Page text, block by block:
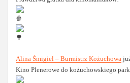
Alina Śmigiel – Burmistrz Kożuchowa
Kino Plenerowe do kożuchowskiego